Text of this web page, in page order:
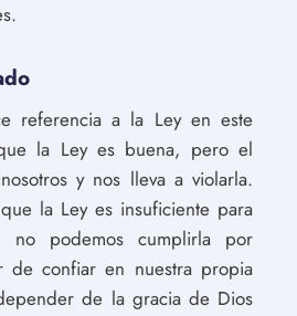
referencia a la Ley en este
la Ley es buena, pero el
y nos lleva a violarla.
la Ley es insuficiente para
no podemos cumplirla por
de confiar en nuestra propia
de la gracia de Dios